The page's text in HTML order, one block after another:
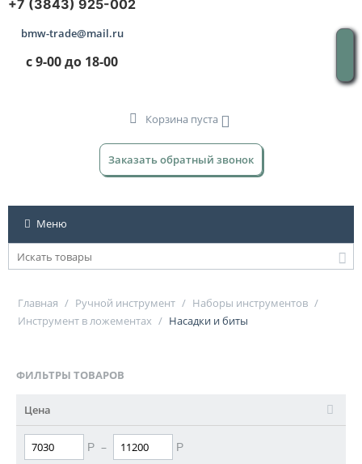
+7 (3843) 925-002
bmw-trade@mail.ru
с 9-00 до 18-00
Корзина пуста
Заказать обратный звонок
Меню
Главная / Ручной инструмент / Наборы инструментов /
Инструмент в ложементах / Насадки и биты
ФИЛЬТРЫ ТОВАРОВ
Цена
Р – Р